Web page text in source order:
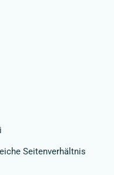
Seitenverhältnis